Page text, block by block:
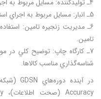
4ـ توليدكننده: مسايل مربوط به اجراي استانداردهاي GS1‌ در مراكز توليد كالا.
5ـ انبار: مسايل مربوط به اجراي استانداردهاي GS1‌ در انبار.
تامين.
شناسه‌گذاري مناسب كالاها.